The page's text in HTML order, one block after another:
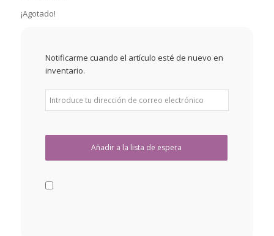
¡Agotado!
Notificarme cuando el artículo esté de nuevo en
inventario.